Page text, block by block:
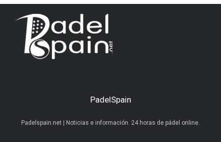
PadelSpain
Padelspain.net | Noticias e información. 24 horas de pádel online.